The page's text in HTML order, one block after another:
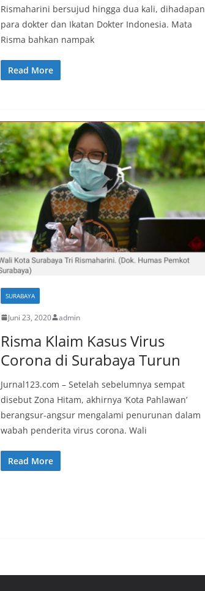
Rismaharini bersujud hingga dua kali, dihadapan
para dokter dan Ikatan Dokter Indonesia. Mata
Risma bahkan nampak
Read More
SURABAYA
Juni 23, 2020 admin
Risma Klaim Kasus Virus
Corona di Surabaya Turun
Jurnal123.com – Setelah sebelumnya sempat
disebut Zona Hitam, akhirnya ‘Kota Pahlawan’
berangsur-angsur mengalami penurunan dalam
wabah penderita virus corona. Wali
Read More